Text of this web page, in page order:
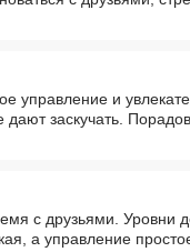
управление и
заскучать.
с друзьями. Уровни
а управление